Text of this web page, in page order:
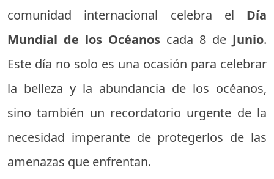
comunidad internacional celebra el Día
Mundial de los Océanos cada 8 de Junio.
Este día no solo es una ocasión para celebrar
la belleza y la abundancia de los océanos,
sino también un recordatorio urgente de la
necesidad imperante de protegerlos de las
amenazas que enfrentan.